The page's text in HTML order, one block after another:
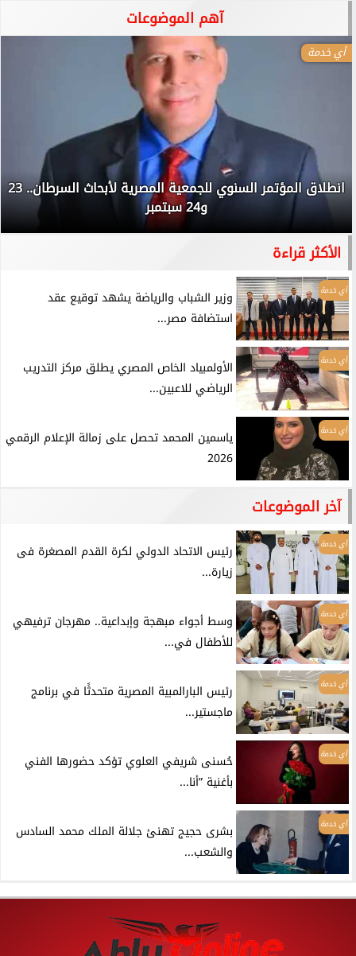
آهم الموضوعات
أي خدمة
انطلاق المؤتمر السنوي للجمعية المصرية لأبحاث السرطان.. 23
و24 سبتمبر
الأكثر قراءة
أي خدمة
وزير الشباب والرياضة يشهد توقيع عقد
استضافة مصر...
أي خدمة
الأولمبياد الخاص المصري يطلق مركز التدريب
الرياضي للاعبين...
أي خدمة
ياسمين المحمد تحصل على زمالة الإعلام الرقمي
2026
آخر الموضوعات
أي خدمة
رئيس الاتحاد الدولي لكرة القدم المصغرة فى
زيارة...
أي خدمة
وسط أجواء مبهجة وإبداعية.. مهرجان ترفيهي
للأطفال في...
أي خدمة
رئيس البارالمبية المصرية متحدثًا في برنامج
ماجستير...
أي خدمة
حُسنى شريفي العلوي تؤكد حضورها الفني
بأغنية ”أنا...
أي خدمة
بشرى حجيج تهنئ جلالة الملك محمد السادس
والشعب...